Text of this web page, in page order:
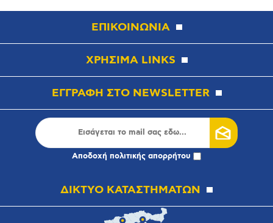
ΕΠΙΚΟΙΝΩΝΙΑ
ΧΡΗΣΙΜΑ LINKS
ΕΓΓΡΑΦΗ ΣΤΟ NEWSLETTER
Αποδοχή πολιτικής απορρήτου
ΔΙΚΤΥΟ ΚΑΤΑΣΤΗΜΑΤΩΝ